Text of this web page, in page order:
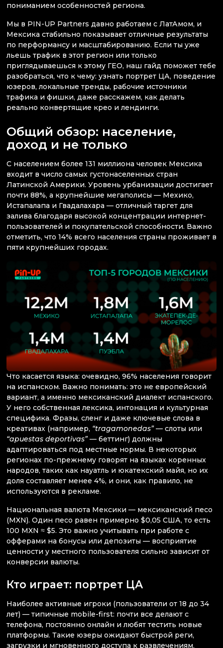
пониманием особенностей региона.
Мы в PIN-UP Partners давно работаем с ЛатАмом, и
Мексика стабильно показывает отличные результаты
по перформансу и масштабированию. Если ты уже
льешь трафик в этот регион или только
приглядываешься к этому ГЕО, наш гайд поможет тебе
разобраться, что к чему: узнать портрет ЦА, поведение
юзеров, локальные тренды, рабочие источники
трафика и фишки, даже расскажем, как делать
реально конвертящие крео и лендинги.
Общий обзор: население,
доход и не только
С населением более 131 миллиона человек Мексика
входит в число самых густонаселенных стран
Латинской Америки. Уровень урбанизации достигает
почти 88%, а крупнейшие мегаполисы — Мехико,
Истапалапа и Гвадалахара — отличный таргет для
залива благодаря высокой концентрации интернет-
пользователей и покупательской способности. Важно
отметить, что 14% всего населения страны проживает в
пяти крупнейших городах.
Что касается языка: очевидно, 96% населения говорит
на испанском. Важно понимать: это не европейский
вариант, а именно мексиканский диалект испанского.
У него собственная лексика, интонация и культурная
специфика. Фразы, сленг и даже ключевые слова в
креативах (например, “tragamonedas”— слоты или
“apuestas deportivas”— беттинг) должны
адаптироваться под местные нормы. В некоторых
регионах по-прежнему говорят на языках коренных
народов, таких как науатль и юкатекский майя, но их
доля составляет менее 4%, и они, как правило, не
используются в рекламе.
Национальная валюта Мексики — мексиканский песо
(MXN). Один песо равен примерно $0,05 США, то есть
100 MXN ≈ $5. Это важно учитывать при работе с
офферами на бонусы или депозиты — восприятие
ценности у местного пользователя сильно зависит от
конверсии валюты.
Кто играет: портрет ЦА
Наиболее активные игроки (пользователи от 18 до 34
лет) — типичные mobile-first: почти все делают с
телефона, постоянно онлайн и любят тестить новые
платформы. Такие юзеры ожидают быстрой реги,
загрузки и мгновенного доступа к развлечениям.